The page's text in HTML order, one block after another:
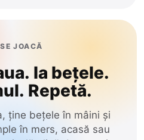
JOACĂ
Ia bețele.
Repetă.
ține bețele în mâini și
în mers, acasă sau